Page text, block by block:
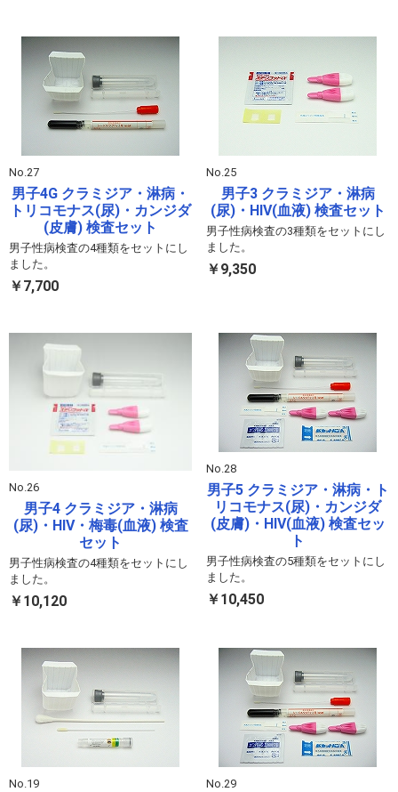
No.27
男子4G クラミジア・淋病・
トリコモナス(尿)・カンジダ
(皮膚) 検査セット
男子性病検査の4種類をセットにし
ました。
￥7,700
No.25
男子3 クラミジア・淋病
(尿)・HIV(血液) 検査セット
男子性病検査の3種類をセットにし
ました。
￥9,350
No.26
男子4 クラミジア・淋病
(尿)・HIV・梅毒(血液) 検査
セット
男子性病検査の4種類をセットにし
ました。
￥10,120
No.28
男子5 クラミジア・淋病・ト
リコモナス(尿)・カンジダ
(皮膚)・HIV(血液) 検査セッ
ト
男子性病検査の5種類をセットにし
ました。
￥10,450
No.19 No.29